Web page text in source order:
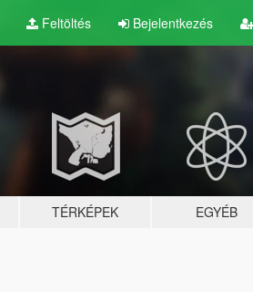
Feltöltés Bejelentkezés
TÉRKÉPEK EGYÉB